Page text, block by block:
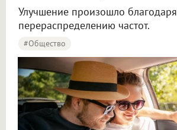
Улучшение произошло благодаря
перераспределению частот.
#Общество